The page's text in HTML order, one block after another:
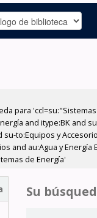
para
and itype:BK and
su-to:Equipos y
and au:Agua y
de Energía'
Su